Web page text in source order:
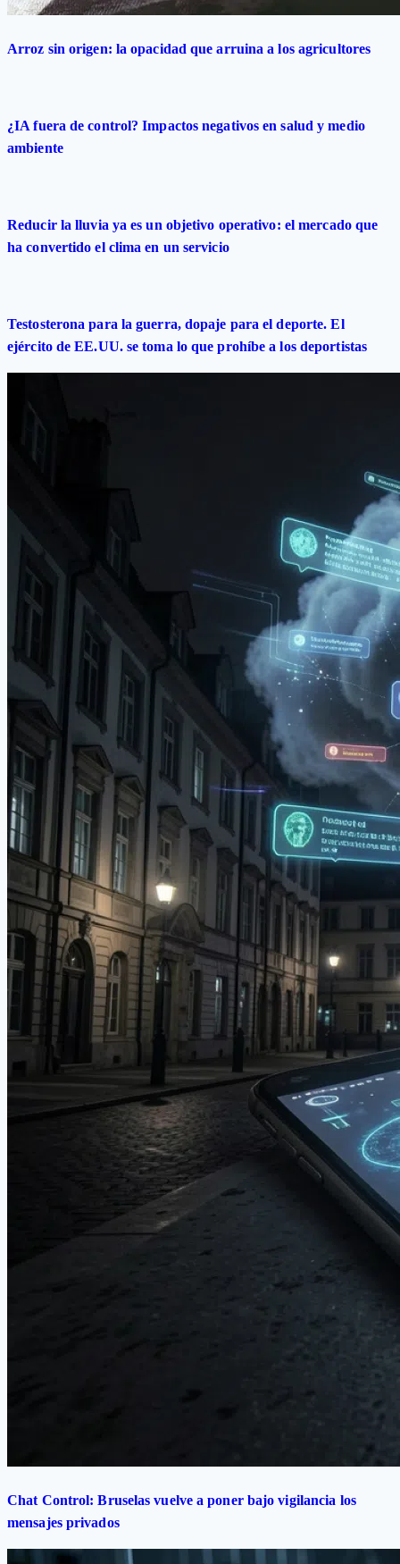
Arroz sin origen: la opacidad que arruina a los agricultores
¿IA fuera de control? Impactos negativos en salud y medio
ambiente
Reducir la lluvia ya es un objetivo operativo: el mercado que
ha convertido el clima en un servicio
Testosterona para la guerra, dopaje para el deporte. El
ejército de EE.UU. se toma lo que prohíbe a los deportistas
Chat Control: Bruselas vuelve a poner bajo vigilancia los
mensajes privados